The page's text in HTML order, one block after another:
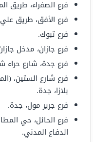
فرع الصفراء، طريق
فرع الأفق، طريق
فرع تبوك.
فرع جازان، مدخل
فرع جدة، شارع حراء
فرع شارع الستين،
بلازا، جدة.
فرع جرير مول، جدة.
فرع الحائل، حي
الدفاع المدني.